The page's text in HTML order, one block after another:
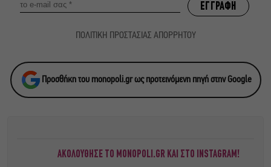
ΠΟΛΙΤΙΚΗ ΠΡΟΣΤΑΣΙΑΣ ΑΠΟΡΡΗΤΟΥ
Προσθήκη του monopoli.gr ως προτεινόμενη πηγή στην Google
ΑΚΟΛΟΥΘΗΣΕ ΤΟ MONOPOLI.GR ΚΑΙ ΣΤΟ INSTAGRAM!